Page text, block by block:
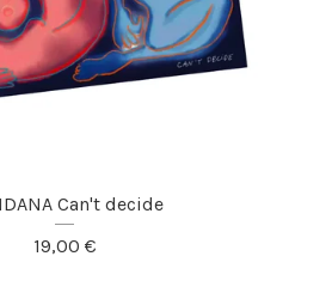
Can't decide
19,00 €